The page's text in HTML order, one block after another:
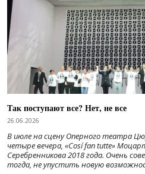
Так поступают все? Нет, не все
26.06.2026
В июле на сцену Оперного театра
четыре вечера, «Cosí fan tutte»
Серебренникова 2018 года. Очень
тогда, не упустить новую